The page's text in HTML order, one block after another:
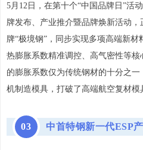
5月12日，在第十个“中国品牌日”活
牌发布、产业推介暨品牌焕新活动
牌“极境钢”，同步实现多项高端新
热膨胀系数精准调控、高气密性等
的膨胀系数仅为传统钢材的十分之
机制造模具，打破了高端航空复材模
03 中首特钢新一代ESP